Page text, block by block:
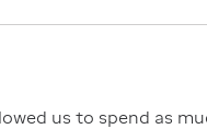
us to spend as